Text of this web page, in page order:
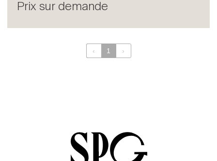
Prix sur demande
‹ 1 ›